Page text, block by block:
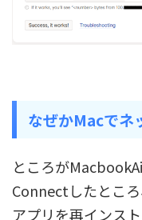
なぜかMacでネ
ところが
Connectしたとこ
アプリを再インス